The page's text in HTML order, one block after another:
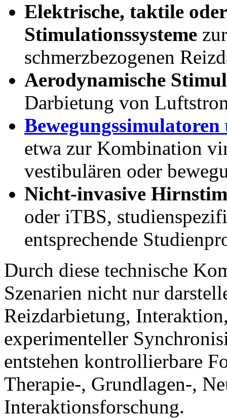
Elektrische, taktile
Stimulationssysteme
schmerzbezogenen
Aerodynamische
Darbietung von
etwa zur Kombination
vestibulären oder
Nicht-invasive
oder iTBS,
entsprechende
Durch diese technische
Szenarien nicht nur
Reizdarbietung,
experimenteller
entstehen kontrollierbare
Therapie-, Grundlagen-,
Interaktionsforschung.